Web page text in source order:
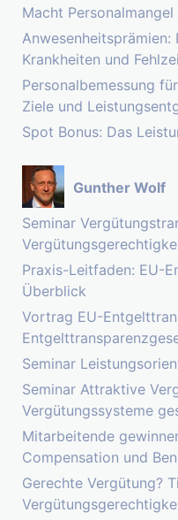
Macht Personalmangel
Krankheiten und
Personalbemessung
Ziele und
Spot Bonus: Das
Gunther Wolf
Seminar
Praxis-Leitfaden: EU-
Überblick
Vortrag EU-
Seminar
Seminar Attraktive
Vergütungssysteme
Mitarbeitende
Compensation und
Gerechte Vergütung?